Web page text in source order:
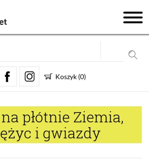
Koszyk (0)
płótnie Ziemia,
i gwiazdy